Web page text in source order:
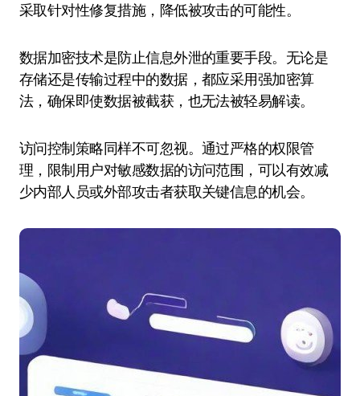
采取针对性修复措施，降低被攻击的可能性。
数据加密技术是防止信息外泄的重要手段。无论是
存储还是传输过程中的数据，都应采用强加密算
法，确保即使数据被截获，也无法被轻易解读。
访问控制策略同样不可忽视。通过严格的权限管
理，限制用户对敏感数据的访问范围，可以有效减
少内部人员或外部攻击者获取关键信息的机会。